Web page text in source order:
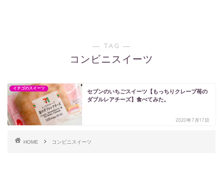
― TAG ―
コンビニスイーツ
イチゴのスイーツ
セブンのいちごスイーツ【もっちりクレープ苺の
ダブルレアチーズ】食べてみた。
2020年7月17日
HOME コンビニスイーツ